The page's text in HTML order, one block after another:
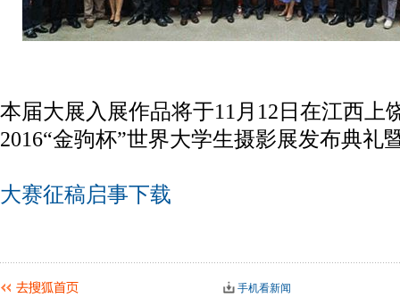
本届大展入展作品将于11月12日在江西上
2016“金驹杯”世界大学生摄影展发布典礼
大赛征稿启事下载
手机看新闻